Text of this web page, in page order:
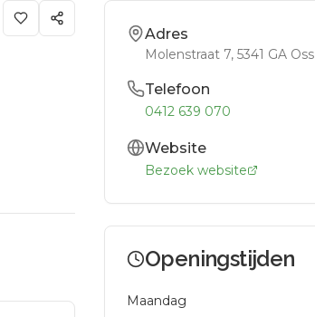
Adres
Molenstraat 7, 5341 GA Oss
Telefoon
0412 639 070
Website
Bezoek website
Openingstijden
Maandag